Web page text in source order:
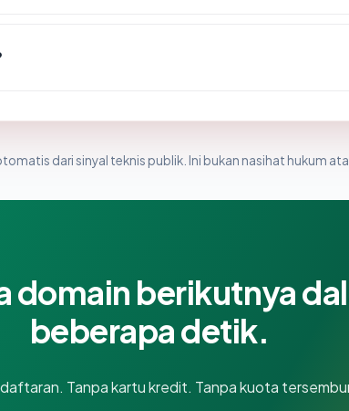
dari sinyal teknis publik. Ini bukan nasihat hukum
domain berikutnya
beberapa detik.
Tanpa kartu kredit. Tanpa kuota